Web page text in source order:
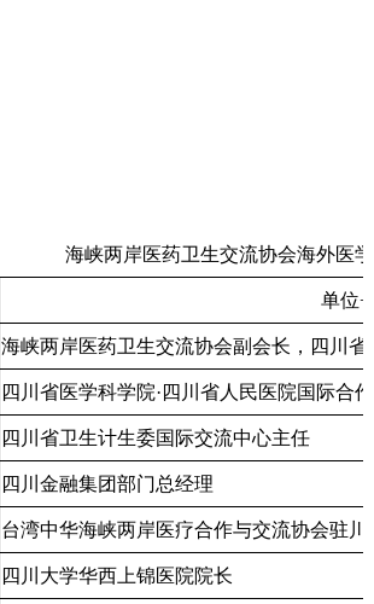
海峡两岸医药卫生交流协会海外医
单位
海峡两岸医药卫生交流协会副会长，四川
四川省医学科学院·四川省人民医院国际合
四川省卫生计生委国际交流中心主任
四川金融集团部门总经理
台湾中华海峡两岸医疗合作与交流协会驻川
四川大学华西上锦医院院长